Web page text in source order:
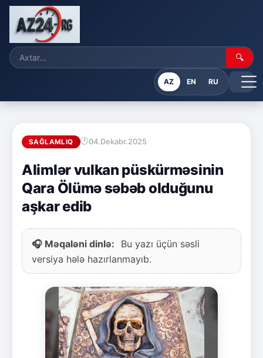
🔍
AZ EN RU
SAĞLAMLIQ 04.Dekabr.2025
Alimlər vulkan püskürməsinin
Qara Ölümə səbəb olduğunu
aşkar edib
🎧 Məqaləni dinlə:
Bu yazı üçün səsli
versiya hələ hazırlanmayıb.